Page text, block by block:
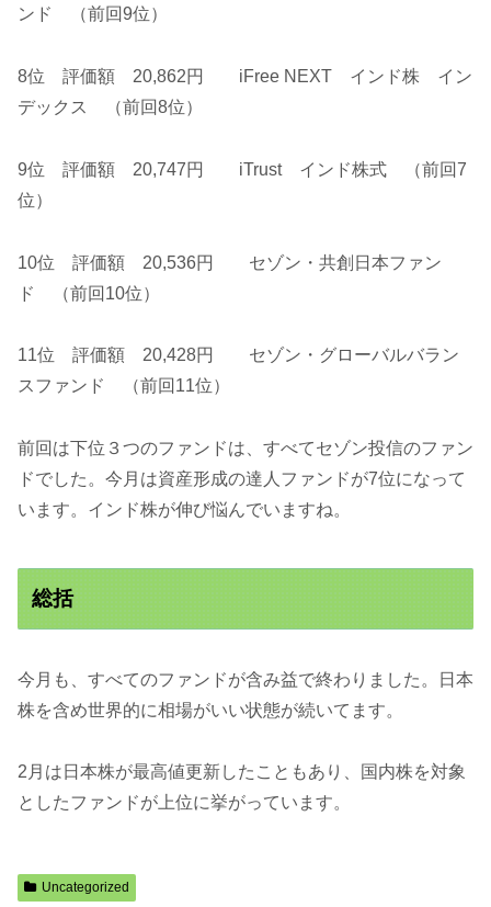
ンド （前回9位）
8位 評価額 20,862円 iFree NEXT インド株 イン
デックス （前回8位）
9位 評価額 20,747円 iTrust インド株式 （前回7
位）
10位 評価額 20,536円 セゾン・共創日本ファン
ド （前回10位）
11位 評価額 20,428円 セゾン・グローバルバラン
スファンド （前回11位）
前回は下位３つのファンドは、すべてセゾン投信のファン
ドでした。今月は資産形成の達人ファンドが7位になって
います。インド株が伸び悩んでいますね。
総括
今月も、すべてのファンドが含み益で終わりました。日本
株を含め世界的に相場がいい状態が続いてます。
2月は日本株が最高値更新したこともあり、国内株を対象
としたファンドが上位に挙がっています。
Uncategorized